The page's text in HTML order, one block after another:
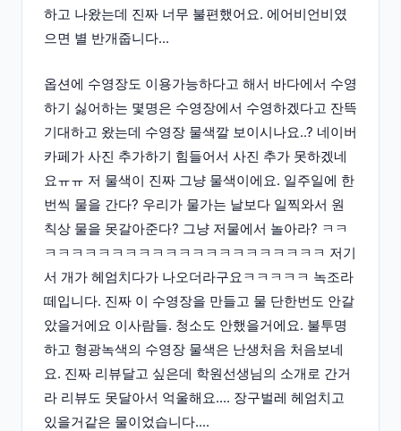
하고 나왔는데 진짜 너무 불편했어요. 에어비언비였
으면 별 반개줍니다...
옵션에 수영장도 이용가능하다고 해서 바다에서 수영
하기 싫어하는 몇명은 수영장에서 수영하겠다고 잔뜩
기대하고 왔는데 수영장 물색깔 보이시나요..? 네이버
카페가 사진 추가하기 힘들어서 사진 추가 못하겠네
요ㅠㅠ 저 물색이 진짜 그냥 물색이에요. 일주일에 한
번씩 물을 간다? 우리가 물가는 날보다 일찍와서 원
칙상 물을 못갈아준다? 그냥 저물에서 놀아라? ㅋㅋ
ㅋㅋㅋㅋㅋㅋㅋㅋㅋㅋㅋㅋㅋㅋㅋㅋㅋㅋㅋㅋㅋ 저기
서 개가 헤엄치다가 나오더라구요ㅋㅋㅋㅋㅋ 녹조라
떼입니다. 진짜 이 수영장을 만들고 물 단한번도 안갈
았을거에요 이사람들. 청소도 안했을거에요. 불투명
하고 형광녹색의 수영장 물색은 난생처음 처음보네
요. 진짜 리뷰달고 싶은데 학원선생님의 소개로 간거
라 리뷰도 못달아서 억울해요.... 장구벌레 헤엄치고
있을거같은 물이었습니다....